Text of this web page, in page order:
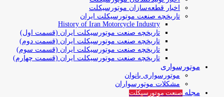
اخبار قطعه‌سازان موتورسیکلت
تاریخچه صنعت موتورسیکلت ایران
History of Iran Motorcycle Industry
تاریخچه صنعت موتورسیکلت ایران (قسمت اول)
تاریخچه صنعت موتورسیکلت ایران (قسمت دوم)
تاریخچه صنعت موتورسیکلت ایران (قسمت سوم)
تاریخچه صنعت موتورسیکلت ایران (قسمت چهارم)
موتورسواری
موتورسواری بانوان
مشکلات موتورسواران
مجله صنعت موتورسیکلت